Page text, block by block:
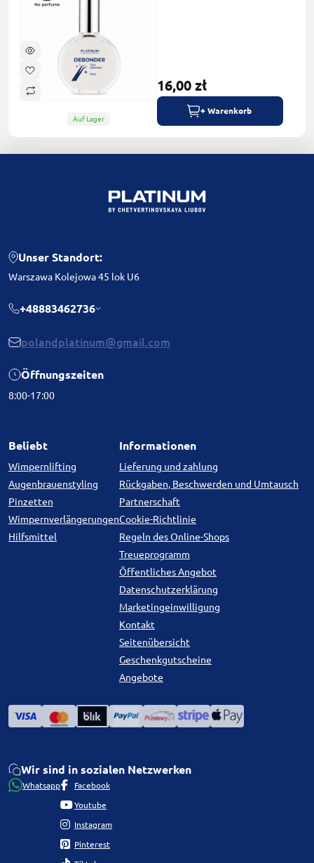
Auf Lager
16,00 zł
+ Warenkorb
Unser Standort:
Warszawa Kolejowa 45 lok U6
+48883462736
polandplatinum@gmail.com
Öffnungszeiten
8:00-17:00
Beliebt
Wimpernlifting
Augenbrauenstyling
Pinzetten
Wimpernverlängerungen
Hilfsmittel
Informationen
Lieferung und zahlung
Rückgaben, Beschwerden und Umtausch
Partnerschaft
Cookie-Richtlinie
Regeln des Online-Shops
Treueprogramm
Öffentliches Angebot
Datenschutzerklärung
Marketingeinwilligung
Kontakt
Seitenübersicht
Geschenkgutscheine
Angebote
Wir sind in sozialen Netzwerken
Whatsapp Facebook
Youtube
Instagram
Pinterest